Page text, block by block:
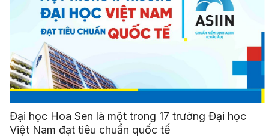
Đại học Hoa Sen là một trong 17 trường Đại học
Việt Nam đạt tiêu chuẩn quốc tế